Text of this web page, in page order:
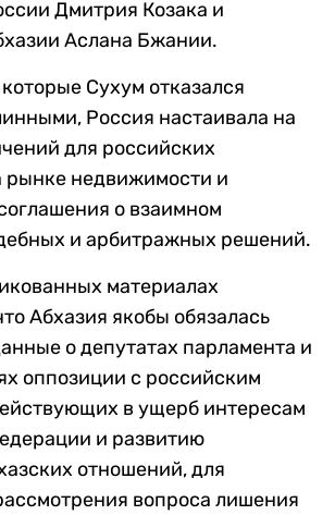
Дмитрия Козака и
Аслана Бжании.
Сухум отказался
Россия настаивала на
для российских
рынке недвижимости и
о взаимном
и арбитражных решений.
материалах
Абхазия якобы обязалась
о депутатах парламента и
оппозиции с российским
в ущерб интересам
и развитию
отношений, для
вопроса лишения